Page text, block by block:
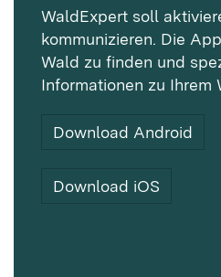
WaldExpert soll
kommunizieren. Die
Wald zu finden und
Informationen zu Ihrem
Download Android
Download iOS